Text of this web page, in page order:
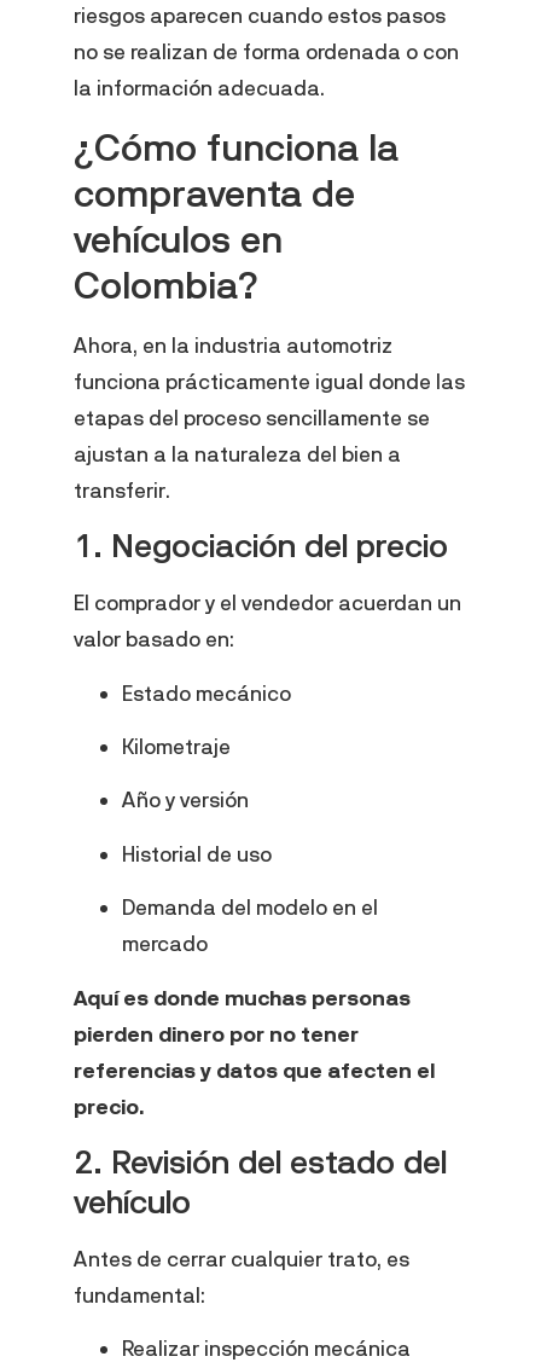
riesgos aparecen cuando estos pasos
no se realizan de forma ordenada o con
la información adecuada.
¿Cómo funciona la
compraventa de
vehículos en
Colombia?
Ahora, en la industria automotriz
funciona prácticamente igual donde las
etapas del proceso sencillamente se
ajustan a la naturaleza del bien a
transferir.
1. Negociación del precio
El comprador y el vendedor acuerdan un
valor basado en:
Estado mecánico
Kilometraje
Año y versión
Historial de uso
Demanda del modelo en el
mercado
Aquí es donde muchas personas
pierden dinero por no tener
referencias y datos que afecten el
precio.
2. Revisión del estado del
vehículo
Antes de cerrar cualquier trato, es
fundamental:
Realizar inspección mecánica